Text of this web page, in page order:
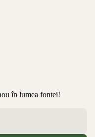
în lumea fontei!